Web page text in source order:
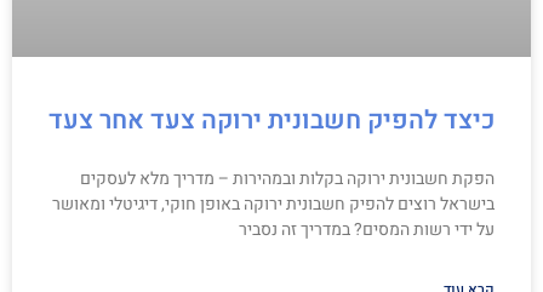
כיצד להפיק חשבונית ירוקה צעד אחר צעד
הפקת חשבונית ירוקה בקלות ובמהירות – מדריך מלא לעסקים
בישראל רוצים להפיק חשבונית ירוקה באופן חוקי, דיגיטלי ומאושר
על ידי רשות המסים? במדריך זה נסביר